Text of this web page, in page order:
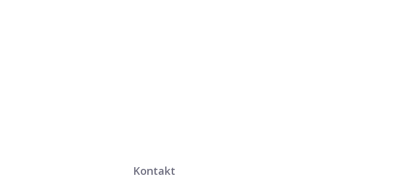
Kontakt